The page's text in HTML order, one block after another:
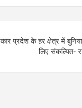
प्रदेश के हर क्षेत्र में
लिए संकल्पित-